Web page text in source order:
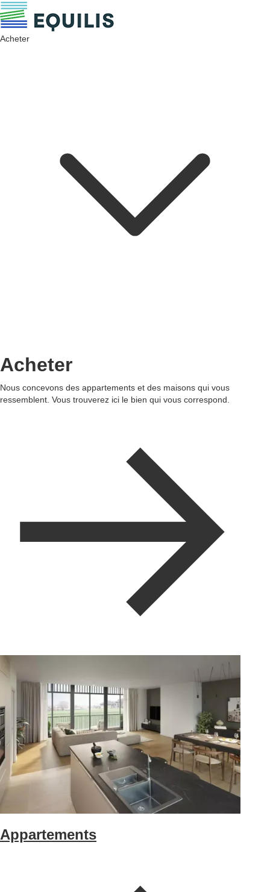
Acheter
Acheter
Nous concevons des appartements et des maisons qui vous
ressemblent. Vous trouverez ici le bien qui vous correspond.
Appartements